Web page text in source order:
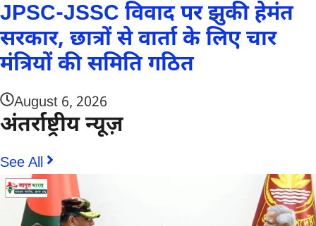
JPSC-JSSC विवाद पर झुकी हेमंत
सरकार, छात्रों से वार्ता के लिए चार
मंत्रियों की समिति गठित
August 6, 2026
अंतर्राष्ट्रीय न्यूज़
See All